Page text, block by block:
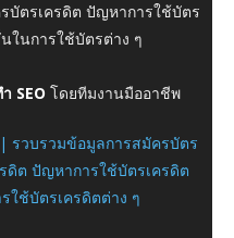
บัตรเครดิต ปัญหาการใช้บัตร
ในการใช้บัตรต่าง ๆ
SEO โดยทีมงานมืออาชีพ
| รวบรวมข้อมูลการสมัครบัตร
ดิต ปัญหาการใช้บัตรเครดิต
ใช้บัตรเครดิตต่าง ๆ